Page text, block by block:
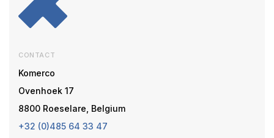
CONTACT
Komerco
Ovenhoek 17
8800 Roeselare, Belgium
+32 (0)485 64 33 47